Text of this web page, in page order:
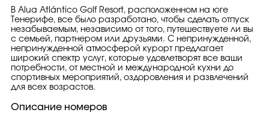
В Alua Atlántico Golf Resort, расположенном на юге
Тенерифе, все было разработано, чтобы сделать отпуск
незабываемым, независимо от того, путешествуете ли вы
с семьей, партнером или друзьями. С непринужденной,
непринужденной атмосферой курорт предлагает
широкий спектр услуг, которые удовлетворят все ваши
потребности, от местной и международной кухни до
спортивных мероприятий, оздоровления и развлечений
для всех возрастов.
Описание номеров